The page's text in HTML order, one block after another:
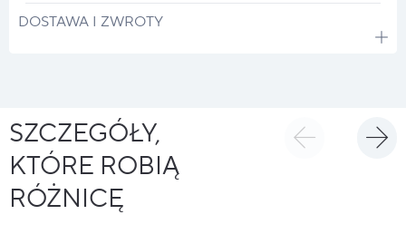
DOSTAWA I ZWROTY
SZCZEGÓŁY,
KTÓRE ROBIĄ
RÓŻNICĘ